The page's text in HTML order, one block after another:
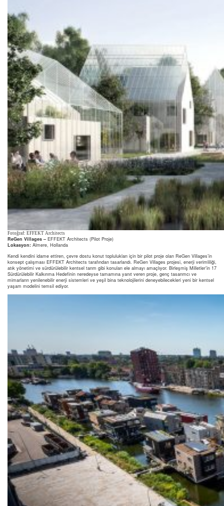
Fotoğraf: EFFEKT Architects
ReGen Villages – EFFEKT Architects (Pilot Proje)
Lokasyon: Almere, Hollanda
Kendi kendini idame ettiren, çevre dostu konut toplulukları için bir pilot proje olan ReGen Villages’in
konsept çalışması EFFEKT Architects tarafından tasarlandı. ReGen Villages projesi, enerji verimliliği,
atık yönetimi ve sürdürülebilir kentsel tarım gibi konuları ele almayı amaçlıyor. Birleşmiş Milletler’in 17
Sürdürülebilir Kalkınma Hedefinin neredeyse tamamına yanıt veren proje, genç tasarımcı ve
mimarların yenilenebilir enerji sistemleri ve yeşil bina teknolojilerini deneyebilecekleri yeni bir kentsel
yaşam modelini temsil ediyor.